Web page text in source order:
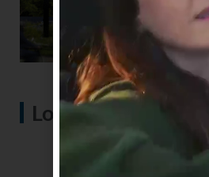
Lo más visto